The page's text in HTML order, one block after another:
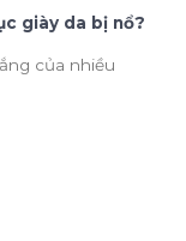
giày da bị nổ?
của nhiều